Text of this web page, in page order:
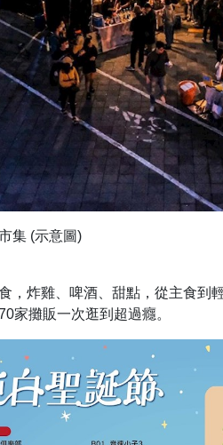
集 (示意圖)
，炸雞、啤酒、甜點，從主食到
家攤販一次逛到超過癮。